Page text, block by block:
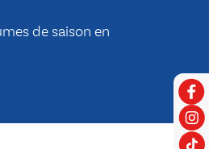
de saison en